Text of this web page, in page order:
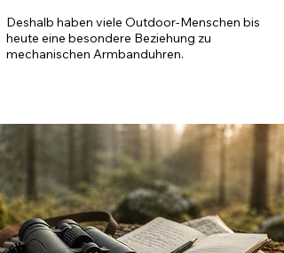
Deshalb haben viele Outdoor-Menschen bis
heute eine besondere Beziehung zu
mechanischen Armbanduhren.